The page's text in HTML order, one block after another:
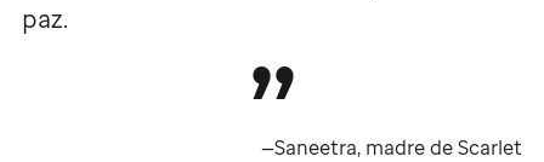
paz.
—Saneetra, madre de Scarlet